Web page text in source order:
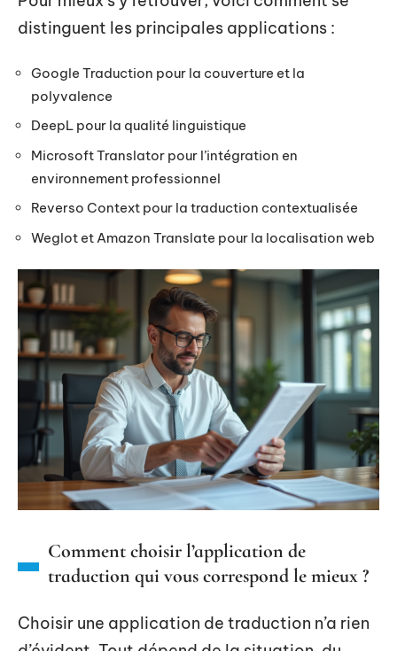
distinguent les principales applications :
Google Traduction pour la couverture et la
polyvalence
DeepL pour la qualité linguistique
Microsoft Translator pour l’intégration en
environnement professionnel
Reverso Context pour la traduction contextualisée
Weglot et Amazon Translate pour la localisation web
Comment choisir l’application de
traduction qui vous correspond le mieux ?
Choisir une application de traduction n’a rien